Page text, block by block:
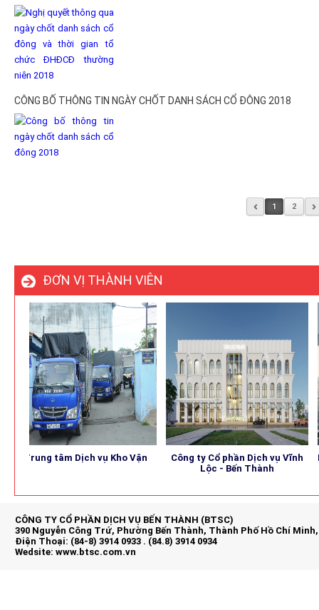
CÔNG BỐ THÔNG TIN NGÀY CHỐT DANH SÁCH CỔ ĐÔNG 2018
1 2
ĐƠN VỊ THÀNH VIÊN
Trung tâm Dịch vụ Kho Vận
Công ty Cổ phần Dịch vụ Vĩnh
Lộc - Bến Thành
CÔNG TY CỔ PHẦN DỊCH VỤ BẾN THÀNH (BTSC)
390 Nguyễn Công Trứ, Phường Bến Thành, Thành Phố Hồ Chí
Điện Thoại: (84-8) 3914 0933 . (84.8) 3914 0934
Wedsite: www.btsc.com.vn